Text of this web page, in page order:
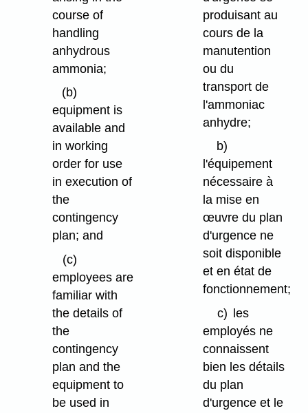
course of
handling
anhydrous
ammonia;
(b)
equipment is
available and
in working
order for use
in execution of
the
contingency
plan; and
(c)
employees are
familiar with
the details of
the
contingency
plan and the
equipment to
be used in
produisant au
cours de la
manutention
ou du
transport de
l'ammoniac
anhydre;
b)
l'équipement
nécessaire à
la mise en
œuvre du plan
d'urgence ne
soit disponible
et en état de
fonctionnement;
c)
les
employés ne
connaissent
bien les détails
du plan
d'urgence et le